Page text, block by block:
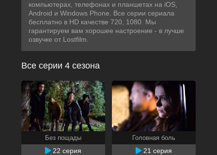
компьютерах, телефонах и планшетах на iOS,
Android и Windows Phone. Все серии сериала
бесплатно в HD качестве 720, 1080. Мы
гарантируем вам хорошее настроение - в лучше
озвучке от Lostfilm.
Все серии 4 сезона
Без пощады
22 серия
Головная боль
21 серия